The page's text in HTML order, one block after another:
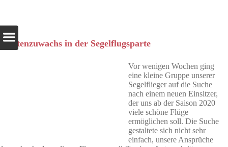
Flottenzuwachs in der Segelflugsparte
Vor wenigen Wochen ging
eine kleine Gruppe unserer
Segelflieger auf die Suche
nach einem neuen Einsitzer,
der uns ab der Saison 2020
viele schöne Flüge
ermöglichen soll. Die Suche
gestaltete sich nicht sehr
einfach, unsere Ansprüche